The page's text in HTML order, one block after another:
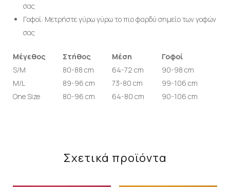
σας
Γοφοί: Μετρήστε γύρω γύρω το πιο φαρδύ σημείο των γοφών
σας
Μέγεθος Στήθος Μέση
Γοφοί
S/M
80-88 cm 64-72 cm
90-98 cm
M/L
89-96 cm 73-80 cm
99-106 cm
One Size
80-96 cm 64-80 cm 90-106 cm
Σχετικά προϊόντα